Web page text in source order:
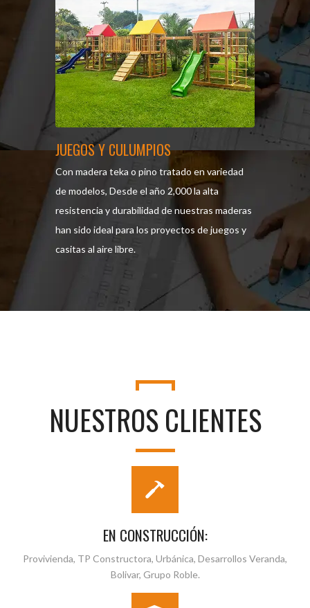
JUEGOS Y CULUMPIOS
Con madera teka o pino tratado en variedad
de modelos, Desde el año 2,000 la alta
resistencia y durabilidad de nuestras maderas
han sido ideal para los proyectos de juegos y
casitas al aire libre.
NUESTROS CLIENTES
EN CONSTRUCCIÓN:
Provivienda, TP Constructora, Urbánica, Desarrollos Veranda,
Bolivar, Grupo Roble.